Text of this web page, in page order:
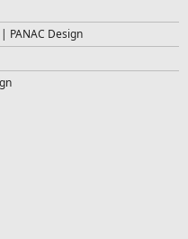
PANAC Design